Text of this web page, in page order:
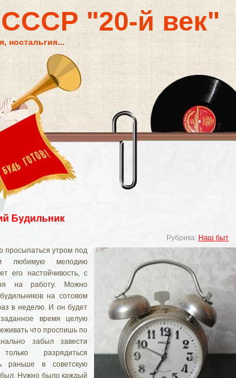
"20-й век"
ностальгия...
Будильник
Рубрика: Наш быт
просыпаться утром под
любимую мелодию
его настойчивость, с
на работу. Можно
на сотовом
в неделю. И он будет
время целую
что проспишь по
забыл завести
разрядиться
раньше в советскую
Нужно было каждый